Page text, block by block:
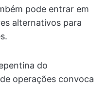
pode entrar em
alternativos para
do
operações convoca